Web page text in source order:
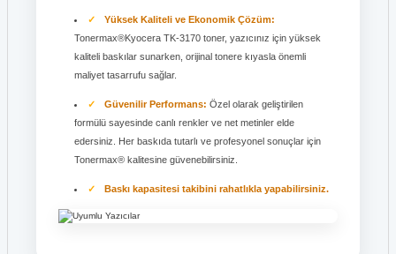
Yüksek Kaliteli ve Ekonomik Çözüm:
Tonermax®Kyocera TK-3170 toner, yazıcınız için yüksek
kaliteli baskılar sunarken, orijinal tonere kıyasla önemli
maliyet tasarrufu sağlar.
Güvenilir Performans: Özel olarak geliştirilen
formülü sayesinde canlı renkler ve net metinler elde
edersiniz. Her baskıda tutarlı ve profesyonel sonuçlar için
Tonermax® kalitesine güvenebilirsiniz.
Baskı kapasitesi takibini rahatlıkla yapabilirsiniz.